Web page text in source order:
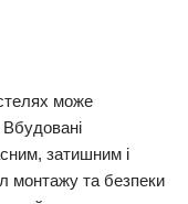
може
Вбудовані
затишним і
монтажу та безпеки